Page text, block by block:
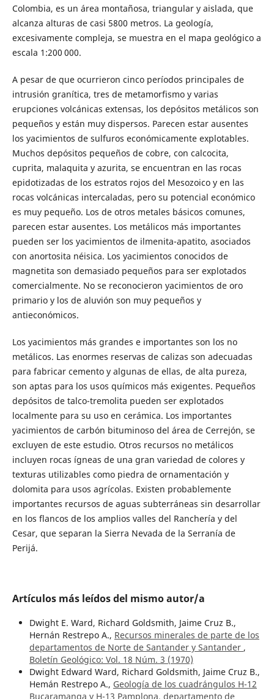
Colombia, es un área montañosa, triangular y aislada, que
alcanza alturas de casi 5800 metros. La geología,
excesivamente compleja, se muestra en el mapa geológico a
escala 1:200 000.
A pesar de que ocurrieron cinco períodos principales de
intrusión granítica, tres de metamorfismo y varias
erupciones volcánicas extensas, los depósitos metálicos son
pequeños y están muy dispersos. Parecen estar ausentes
los yacimientos de sulfuros económicamente explotables.
Muchos depósitos pequeños de cobre, con calcocita,
cuprita, malaquita y azurita, se encuentran en las rocas
epidotizadas de los estratos rojos del Mesozoico y en las
rocas volcánicas intercaladas, pero su potencial económico
es muy pequeño. Los de otros metales básicos comunes,
parecen estar ausentes. Los metálicos más importantes
pueden ser los yacimientos de ilmenita-apatito, asociados
con anortosita néisica. Los yacimientos conocidos de
magnetita son demasiado pequeños para ser explotados
comercialmente. No se reconocieron yacimientos de oro
primario y los de aluvión son muy pequeños y
antieconómicos.
Los yacimientos más grandes e importantes son los no
metálicos. Las enormes reservas de calizas son adecuadas
para fabricar cemento y algunas de ellas, de alta pureza,
son aptas para los usos químicos más exigentes. Pequeños
depósitos de talco-tremolita pueden ser explotados
localmente para su uso en cerámica. Los importantes
yacimientos de carbón bituminoso del área de Cerrejón, se
excluyen de este estudio. Otros recursos no metálicos
incluyen rocas ígneas de una gran variedad de colores y
texturas utilizables como piedra de ornamentación y
dolomita para usos agrícolas. Existen probablemente
importantes recursos de aguas subterráneas sin desarrollar
en los flancos de los amplios valles del Ranchería y del
Cesar, que separan la Sierra Nevada de la Serranía de
Perijá.
Artículos más leídos del mismo autor/a
Dwight E. Ward, Richard Goldsmith, Jaime Cruz B.,
Hernán Restrepo A., Recursos minerales de parte de los
departamentos de Norte de Santander y Santander ,
Boletín Geológico: Vol. 18 Núm. 3 (1970)
Dwight Edward Ward, Richard Goldsmith, Jaime Cruz B.,
Hemán Restrepo A., Geología de los cuadrángulos H-12
Bucaramanga y H-13 Pamplona, departamento de